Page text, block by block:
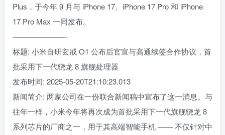
Plus，于今年 9 月与 iPhone 17、iPhone 17 Pro 和 iPhone
17 Pro Max 一同发布。
———————-
标题: 小米自研玄戒 O1 公布后官宣与高通续签合作协议，首
批采用下一代骁龙 8 旗舰处理器
发布时间: 2025-05-20T21:10:23.013
新闻简介: 两家公司在一份联合新闻稿中宣布了这一消息。与
往年一样，小米今年将再次成为首批采用下一代旗舰骁龙 8
系列芯片的厂商之一，用于其高端智能手机 —— 不仅针对中